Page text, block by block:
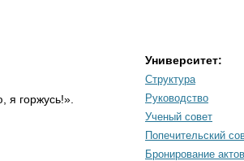
я горжусь!».
Университет:
Структура
Руководство
Ученый совет
Попечительский
Бронирование